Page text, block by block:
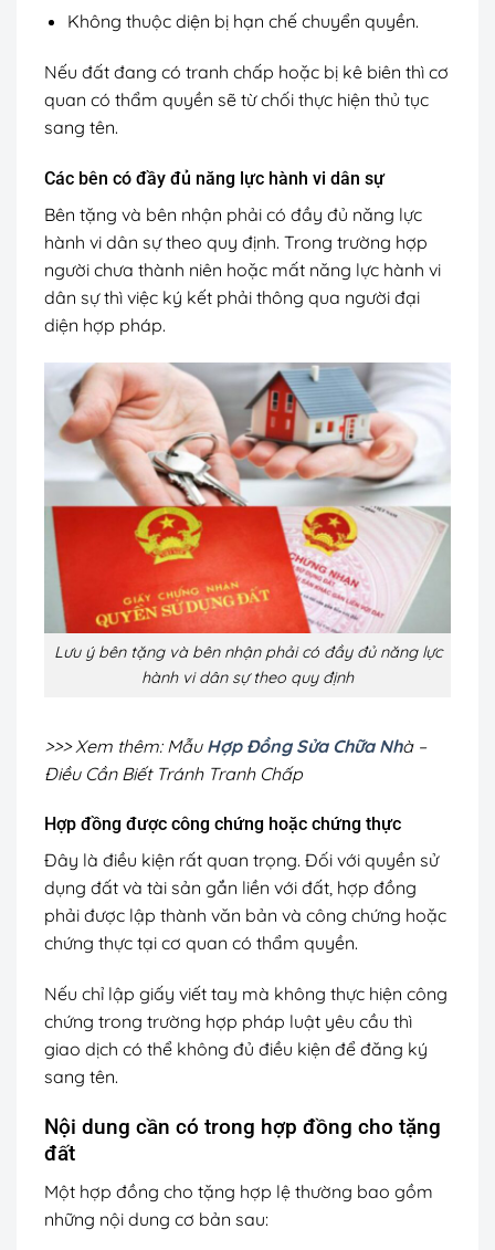
Không thuộc diện bị hạn chế chuyển quyền.
Nếu đất đang có tranh chấp hoặc bị kê biên thì cơ
quan có thẩm quyền sẽ từ chối thực hiện thủ tục
sang tên.
Các bên có đầy đủ năng lực hành vi dân sự
Bên tặng và bên nhận phải có đầy đủ năng lực
hành vi dân sự theo quy định. Trong trường hợp
người chưa thành niên hoặc mất năng lực hành vi
dân sự thì việc ký kết phải thông qua người đại
diện hợp pháp.
Lưu ý bên tặng và bên nhận phải có đầy đủ năng lực
hành vi dân sự theo quy định
>>> Xem thêm: Mẫu Hợp Đồng Sửa Chữa Nhà –
Điều Cần Biết Tránh Tranh Chấp
Hợp đồng được công chứng hoặc chứng thực
Đây là điều kiện rất quan trọng. Đối với quyền sử
dụng đất và tài sản gắn liền với đất, hợp đồng
phải được lập thành văn bản và công chứng hoặc
chứng thực tại cơ quan có thẩm quyền.
Nếu chỉ lập giấy viết tay mà không thực hiện công
chứng trong trường hợp pháp luật yêu cầu thì
giao dịch có thể không đủ điều kiện để đăng ký
sang tên.
Nội dung cần có trong hợp đồng cho tặng
đất
Một hợp đồng cho tặng hợp lệ thường bao gồm
những nội dung cơ bản sau: